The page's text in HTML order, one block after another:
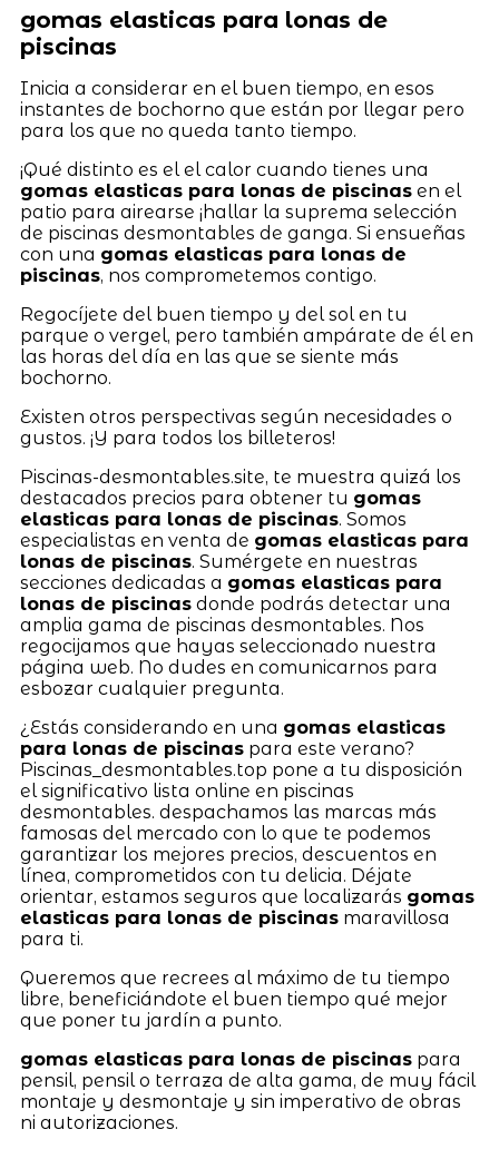
gomas elasticas para lonas de
piscinas
Inicia a considerar en el buen tiempo, en esos
instantes de bochorno que están por llegar pero
para los que no queda tanto tiempo.
¡Qué distinto es el el calor cuando tienes una
gomas elasticas para lonas de piscinasen el
patio para airearse ¡hallar la suprema selección
de piscinas desmontables de ganga. Si ensueñas
con una gomas elasticas para lonas de
piscinas, nos comprometemos contigo.
Regocíjete del buen tiempo y del sol en tu
parque o vergel, pero también ampárate de él en
las horas del día en las que se siente más
bochorno.
Existen otros perspectivas según necesidades o
gustos. ¡Y para todos los billeteros!
Piscinas-desmontables.site, te muestra quizá los
destacados precios para obtener tu gomas
elasticas para lonas de piscinas. Somos
especialistas en venta de gomas elasticas para
lonas de piscinas. Sumérgete en nuestras
secciones dedicadas a gomas elasticas para
lonas de piscinasdonde podrás detectar una
amplia gama de piscinas desmontables. Nos
regocijamos que hayas seleccionado nuestra
página web. No dudes en comunicarnos para
esbozar cualquier pregunta.
¿Estás considerando en una gomas elasticas
para lonas de piscinaspara este verano?
Piscinas_desmontables.top pone a tu disposición
el significativo lista online en piscinas
desmontables. despachamos las marcas más
famosas del mercado con lo que te podemos
garantizar los mejores precios, descuentos en
línea, comprometidos con tu delicia. Déjate
orientar, estamos seguros que localizarás gomas
elasticas para lonas de piscinasmaravillosa
para ti.
Queremos que recrees al máximo de tu tiempo
libre, beneficiándote el buen tiempo qué mejor
que poner tu jardín a punto.
gomas elasticas para lonas de piscinaspara
pensil, pensil o terraza de alta gama, de muy fácil
montaje y desmontaje y sin imperativo de obras
ni autorizaciones.